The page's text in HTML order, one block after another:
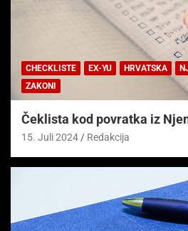
CHECKLISTE EX-YU HRVATSKA
ZAKONI
Čeklista kod povratka iz
15. Juli 2024 Redakcija